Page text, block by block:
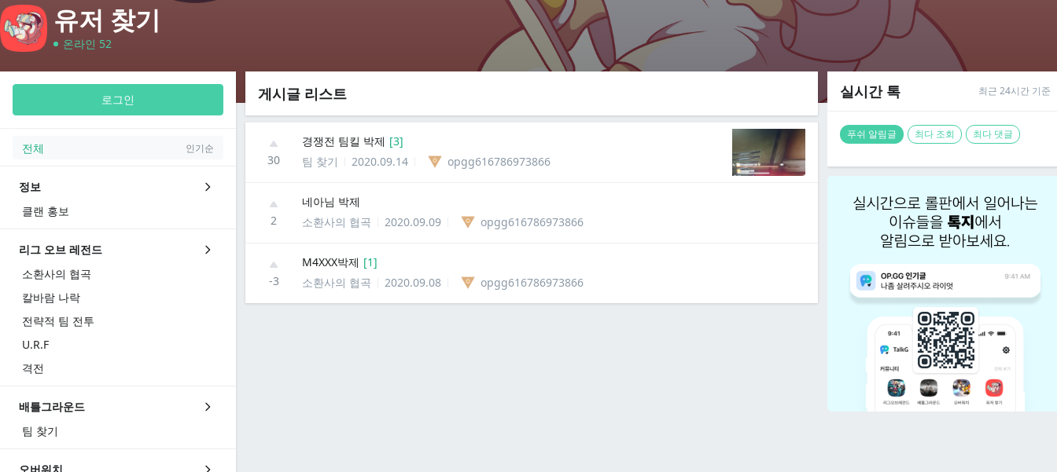
유저 찾기
온라인 52
로그인
전체 인기순
정보
클랜 홍보
리그 오브 레전드
소환사의 협곡
칼바람 나락
전략적 팀 전투
U.R.F
격전
배틀그라운드
팀 찾기
게시글 리스트
30
경쟁전 팀킬 박제 [3]
팀 찾기
2020.09.14 opgg616786973866
2
네아님 박제
소환사의 협곡
2020.09.09 opgg616786973866
-3
M4XXX박제 [1]
소환사의 협곡
2020.09.08 opgg616786973866
실시간 톡 최근 24시간 기준
푸쉬 알림글 최다 조회 최다 댓글